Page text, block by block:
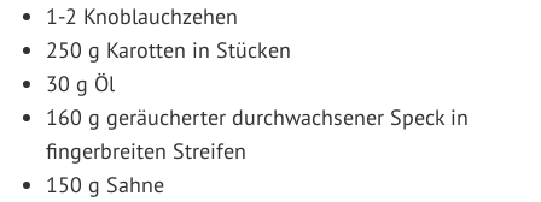
1-2 Knoblauchzehen
250 g Karotten in Stücken
30 g Öl
160 g geräucherter durchwachsener Speck in
fingerbreiten Streifen
150 g Sahne